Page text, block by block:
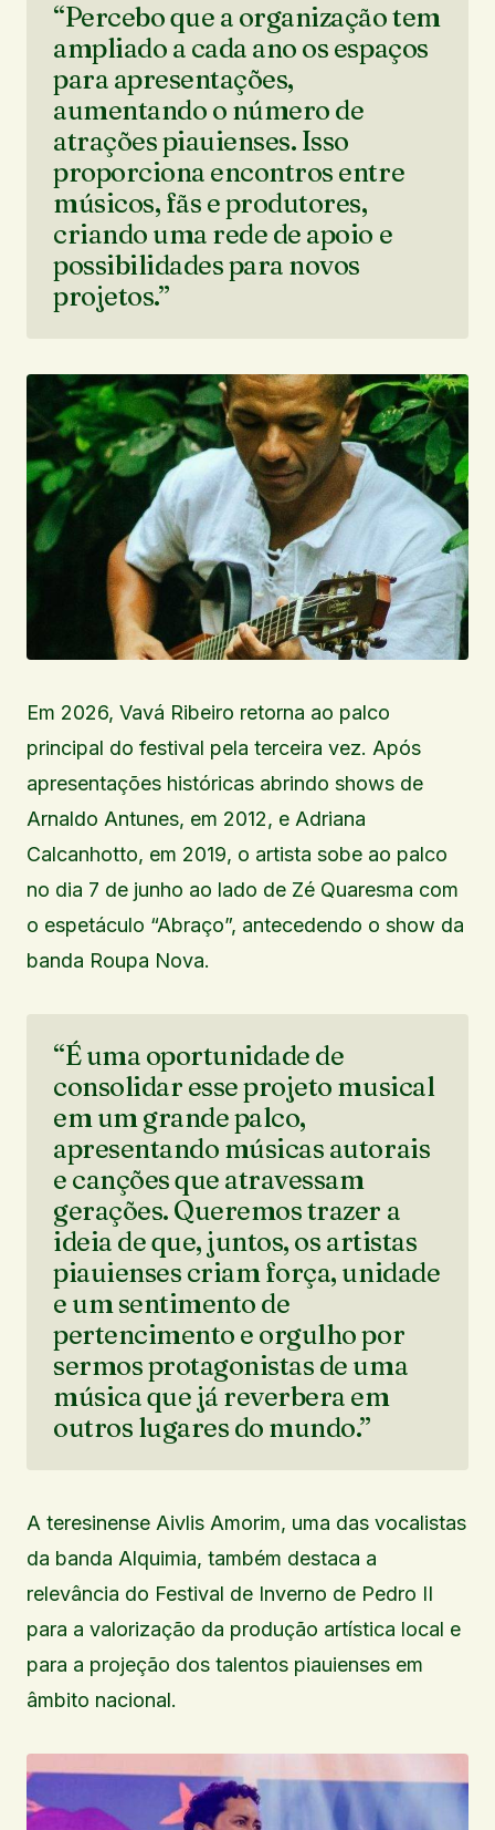
“Percebo que a organização tem
ampliado a cada ano os espaços
para apresentações,
aumentando o número de
atrações piauienses. Isso
proporciona encontros entre
músicos, fãs e produtores,
criando uma rede de apoio e
possibilidades para novos
projetos.”
Em 2026, Vavá Ribeiro retorna ao palco
principal do festival pela terceira vez. Após
apresentações históricas abrindo shows de
Arnaldo Antunes, em 2012, e Adriana
Calcanhotto, em 2019, o artista sobe ao palco
no dia 7 de junho ao lado de Zé Quaresma com
o espetáculo “Abraço”, antecedendo o show da
banda Roupa Nova.
“É uma oportunidade de
consolidar esse projeto musical
em um grande palco,
apresentando músicas autorais
e canções que atravessam
gerações. Queremos trazer a
ideia de que, juntos, os artistas
piauienses criam força, unidade
e um sentimento de
pertencimento e orgulho por
sermos protagonistas de uma
música que já reverbera em
outros lugares do mundo.”
A teresinense Aivlis Amorim, uma das vocalistas
da banda Alquimia, também destaca a
relevância do Festival de Inverno de Pedro II
para a valorização da produção artística local e
para a projeção dos talentos piauienses em
âmbito nacional.